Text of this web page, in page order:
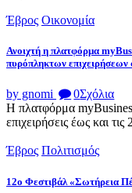
Έβρος Οικονομία
Ανοιχτή η πλατφόρμα
πυρόπληκτων
by gnomi 0Σχόλια
Η πλατφόρμα
επιχειρήσεις έως και
Έβρος Πολιτισμός
12ο Φεστιβάλ «Σωτήρεια